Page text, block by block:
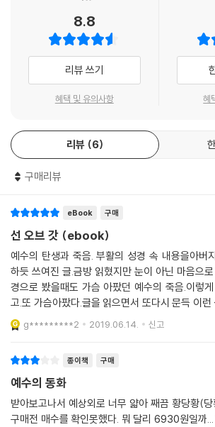
예수님의 탄생에서부터 부활까지의 일대기 재현
세계 최고의 베스트셀러 ‘성경’ 영화화 〈선 오브 갓〉
미국 드라마 중 성경을 그대로 재현했다는 평을 받
〈더 바이블〉이 흥행하자, 할리우드는 다시 한 번 종
경의 내용을 충실히 표현했다. 〈선 오브 갓〉은 예수
부활에 이르기까지의 내용을 거대한 스케일로 담아
개봉 첫 주 박스오피스 1위를 기록하며 큰 호평을 받
- 놀라움 그 자체!, 단연 최고의 영화! -릭 워렌(미
- 하나님의 말씀을 그대로 담은 의미 있는 작품! 우
이 무엇인지 깨닫게 해 준다! -노창수(미국 남가주
- 21세기 크리스천 문화의 새로운 장르를 열어 준
(미국 동양선교교회 목사)
한국 대표 스타들의 추천!
- 글로 수없이 읽었던 내용을 직접 영화로 보니까
영(작곡가 겸 가수)
- 감동적으로 정말 잘 봤다. 성경 내용을 빠르게 영
다. 멋진 영화였다. -정겨운(배우)
- 성경을 보며 상상했던 장면들을 직접 볼 수 있는
8.8
리뷰 쓰기
혜택 및 유의사항 혜
리뷰 6
구매리뷰
eBook 구매
선 오브 갓 (ebook)
예수의 탄생과 죽음. 부활의 성경 속 내용을아버
하듯 쓰여진 글.금방 읽혔지만 눈이 아닌 마음으
경으로 봤을때도 가슴 아팠던 예수의 죽음.이렇
고.또 가슴아팠다.글을 읽으면서 또다시 문득 이런
다처럼 주님을 배반했나. 베드로처럼 주님을 부정
돌아보고 회개하
g*********2 2019.06.14. 신고
종이책 구매
예수의 동화
받아보고나서 예상외로 너무 얇아 째끔 황당황(
구매전 매수를 확인못했다. 뭐 달리 6930원일까